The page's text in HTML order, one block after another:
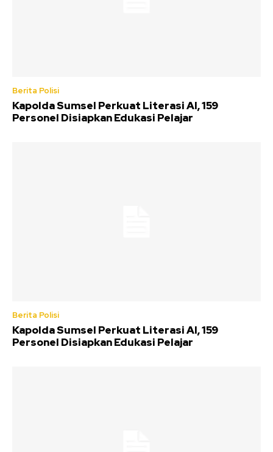
Berita Polisi
Kapolda Sumsel Perkuat Literasi AI, 159
Personel Disiapkan Edukasi Pelajar
Berita Polisi
Kapolda Sumsel Perkuat Literasi AI, 159
Personel Disiapkan Edukasi Pelajar